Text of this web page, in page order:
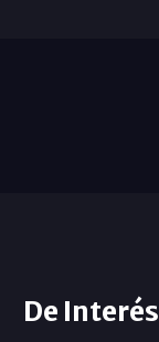
De Interés